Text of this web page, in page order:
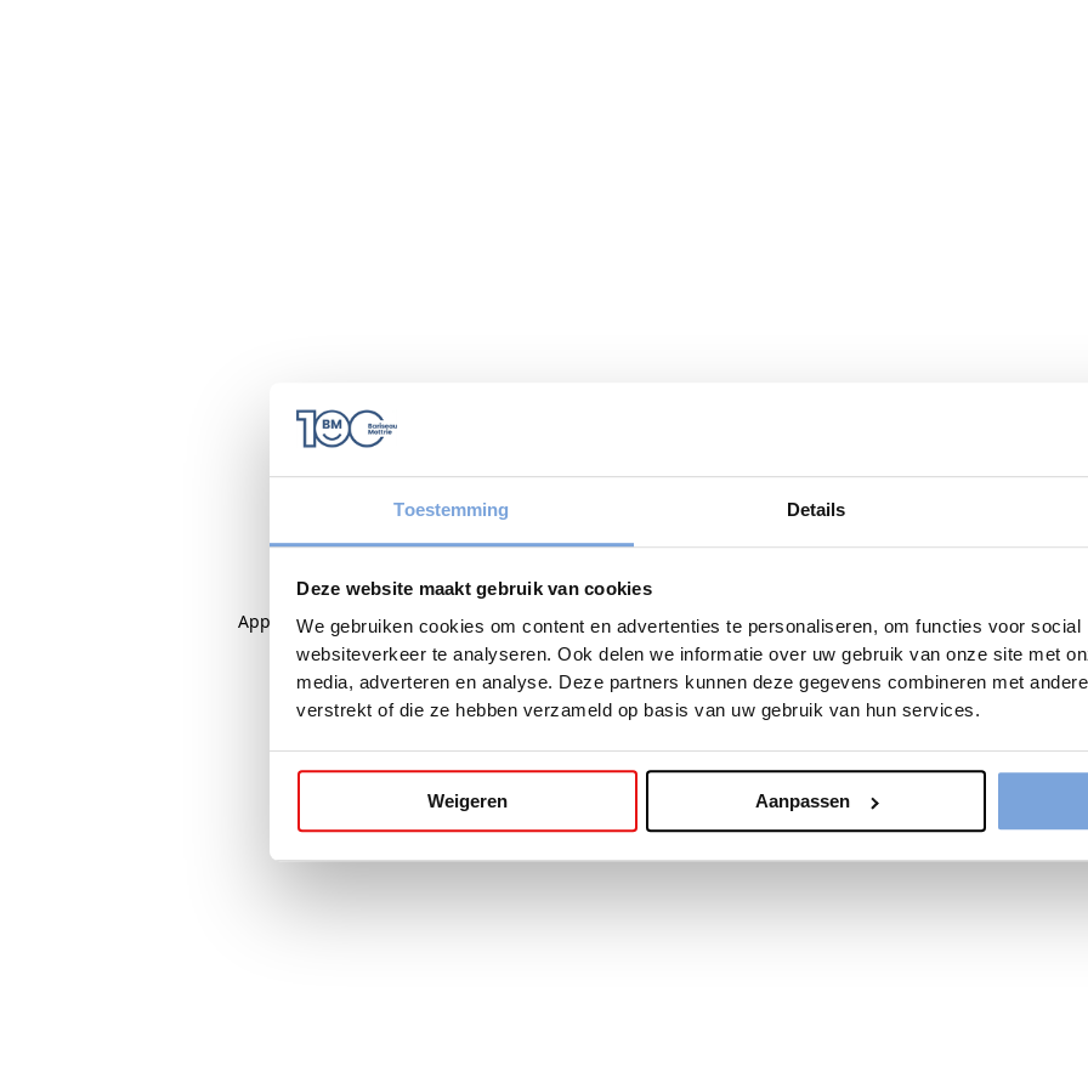
Toestemming Details
Deze website maakt gebruik van cookies
We gebruiken cookies om content en advertenties te personaliseren, om functies voor
websiteverkeer te analyseren. Ook delen we informatie over uw gebruik van onze site met
media, adverteren en analyse. Deze partners kunnen deze gegevens combineren met
verstrekt of die ze hebben verzameld op basis van uw gebruik van hun services.
Weigeren Aanpassen
Application error: aclient-side exception has occurred while loadingwww.bariseaumottrie.be(see the